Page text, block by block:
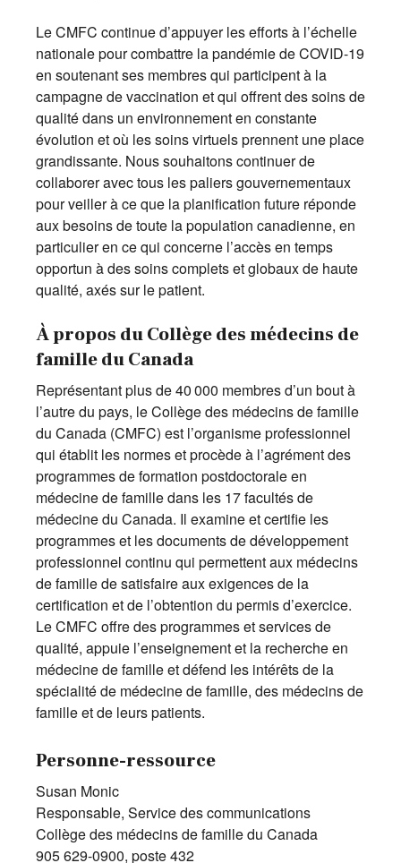
Le CMFC continue d’appuyer les efforts à l’échelle
nationale pour combattre la pandémie de COVID-19
en soutenant ses membres qui participent à la
campagne de vaccination et qui offrent des soins de
qualité dans un environnement en constante
évolution et où les soins virtuels prennent une place
grandissante. Nous souhaitons continuer de
collaborer avec tous les paliers gouvernementaux
pour veiller à ce que la planification future réponde
aux besoins de toute la population canadienne, en
particulier en ce qui concerne l’accès en temps
opportun à des soins complets et globaux de haute
qualité, axés sur le patient.
À propos du Collège des médecins de
famille du Canada
Représentant plus de 40 000 membres d’un bout à
l’autre du pays, le Collège des médecins de famille
du Canada (CMFC) est l’organisme professionnel
qui établit les normes et procède à l’agrément des
programmes de formation postdoctorale en
médecine de famille dans les 17 facultés de
médecine du Canada. Il examine et certifie les
programmes et les documents de développement
professionnel continu qui permettent aux médecins
de famille de satisfaire aux exigences de la
certification et de l’obtention du permis d’exercice.
Le CMFC offre des programmes et services de
qualité, appuie l’enseignement et la recherche en
médecine de famille et défend les intérêts de la
spécialité de médecine de famille, des médecins de
famille et de leurs patients.
Personne-ressource
Susan Monic
Responsable, Service des communications
Collège des médecins de famille du Canada
905 629-0900, poste 432